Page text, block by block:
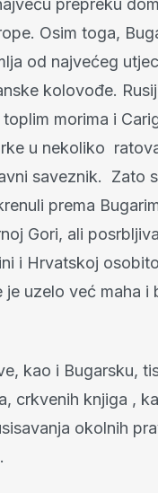
prepreku
Osim toga,
od najvećeg
kolovođe.
morima i
u nekoliko
saveznik. Zato
prema
Gori, ali
i Hrvatskoj
je uzelo već maha i
kao i Bugarsku,
crkvenih knjiga ,
okolnih